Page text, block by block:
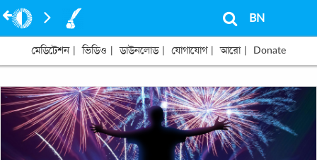
BN
মেডিটেশন ভিডিও ডাউনলোড যোগাযোগ আরো Donate